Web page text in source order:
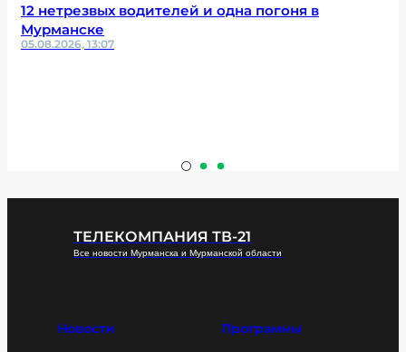
12 нетрезвых водителей и одна погоня в
Мурманске
05.08.2026, 13:07
ТЕЛЕКОМПАНИЯ ТВ-21
Все новости Мурманска и Мурманской области
Новости Программы